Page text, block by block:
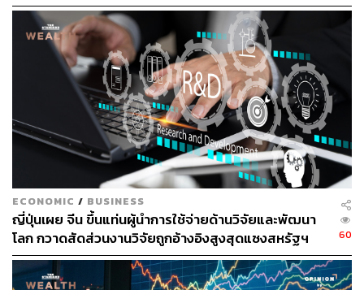
ภาพ: Carl Court / Getty Images
ECONOMIC / BUSINESS
ญี่ปุ่นเผย จีน ขึ้นแท่นผู้นำการใช้จ่ายด้านวิจัยและพัฒนา
โลก กวาดสัดส่วนงานวิจัยถูกอ้างอิงสูงสุดแซงสหรัฐฯ
60